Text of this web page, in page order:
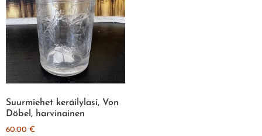
Suurmiehet keräilylasi, Von
Döbel, harvinainen
60.00 €